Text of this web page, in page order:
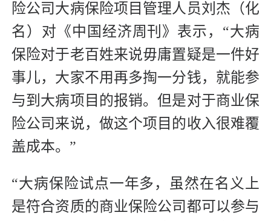
险公司大病保险项目管理人员刘杰（化
名）对《中国经济周刊》表示，“大病
保险对于老百姓来说毋庸置疑是一件好
事儿，大家不用再多掏一分钱，就能参
与到大病项目的报销。但是对于商业保
险公司来说，做这个项目的收入很难覆
盖成本。”
“大病保险试点一年多，虽然在名义上
是符合资质的商业保险公司都可以参与